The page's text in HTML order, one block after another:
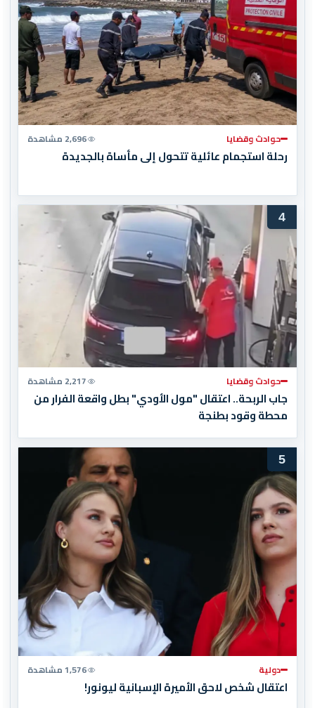
حوادث وقضايا 2,696 مشاهدة
رحلة استجمام عائلية تتحول إلى مأساة بالجديدة
4
حوادث وقضايا 2,217 مشاهدة
جاب الربحة.. اعتقال "مول الأودي" بطل واقعة الفرار من
محطة وقود بطنجة
5
دولية 1,576 مشاهدة
اعتقال شخص لاحق الأميرة الإسبانية ليونور!